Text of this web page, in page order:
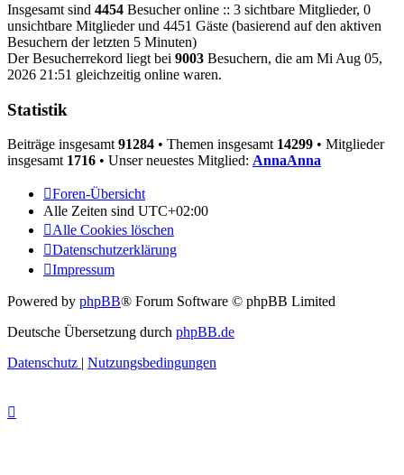
Insgesamt sind 4454 Besucher online :: 3 sichtbare Mitglieder, 0
unsichtbare Mitglieder und 4451 Gäste (basierend auf den aktiven
Besuchern der letzten 5 Minuten)
Der Besucherrekord liegt bei 9003 Besuchern, die am Mi Aug 05,
2026 21:51 gleichzeitig online waren.
Statistik
Beiträge insgesamt 91284 • Themen insgesamt 14299 • Mitglieder
insgesamt 1716 • Unser neuestes Mitglied: AnnaAnna
Foren-Übersicht
Alle Zeiten sind UTC+02:00
Alle Cookies löschen
Datenschutzerklärung
Impressum
Powered by phpBB® Forum Software © phpBB Limited
Deutsche Übersetzung durch phpBB.de
Datenschutz | Nutzungsbedingungen